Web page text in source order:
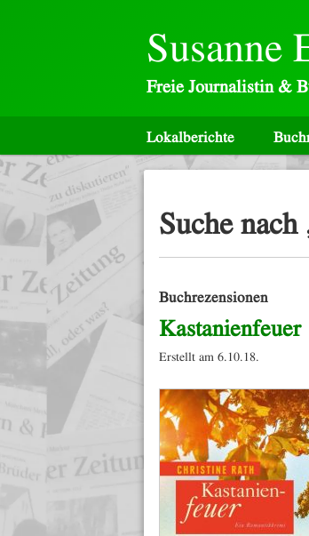
Susanne
Freie Journalistin &
Lokalberichte
Suche nach
Buchrezensionen
Kastanienfeuer
Erstellt am 6.10.18.